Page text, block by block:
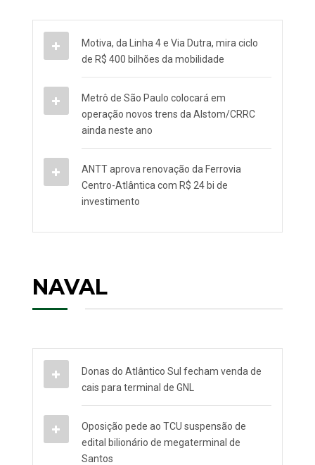
Motiva, da Linha 4 e Via Dutra, mira ciclo
de R$ 400 bilhões da mobilidade
Metrô de São Paulo colocará em
operação novos trens da Alstom/CRRC
ainda neste ano
ANTT aprova renovação da Ferrovia
Centro-Atlântica com R$ 24 bi de
investimento
NAVAL
Donas do Atlântico Sul fecham venda de
cais para terminal de GNL
Oposição pede ao TCU suspensão de
edital bilionário de megaterminal de
Santos